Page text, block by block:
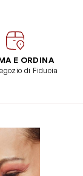
E ORDINA
di Fiducia